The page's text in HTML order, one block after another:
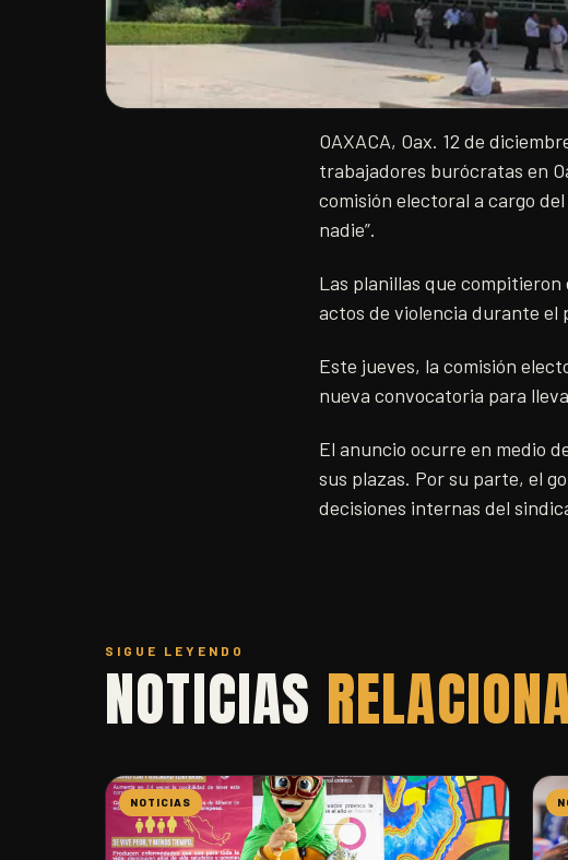
OAXACA, Oax. 12 de
trabajadores burócratas en
comisión electoral a cargo
nadie”.
Las planillas que
actos de violencia durante el
Este jueves, la comisión
nueva convocatoria para
El anuncio ocurre en medio
sus plazas. Por su parte, el
decisiones internas del
SIGUE LEYENDO
NOTICIAS
NOTICIAS